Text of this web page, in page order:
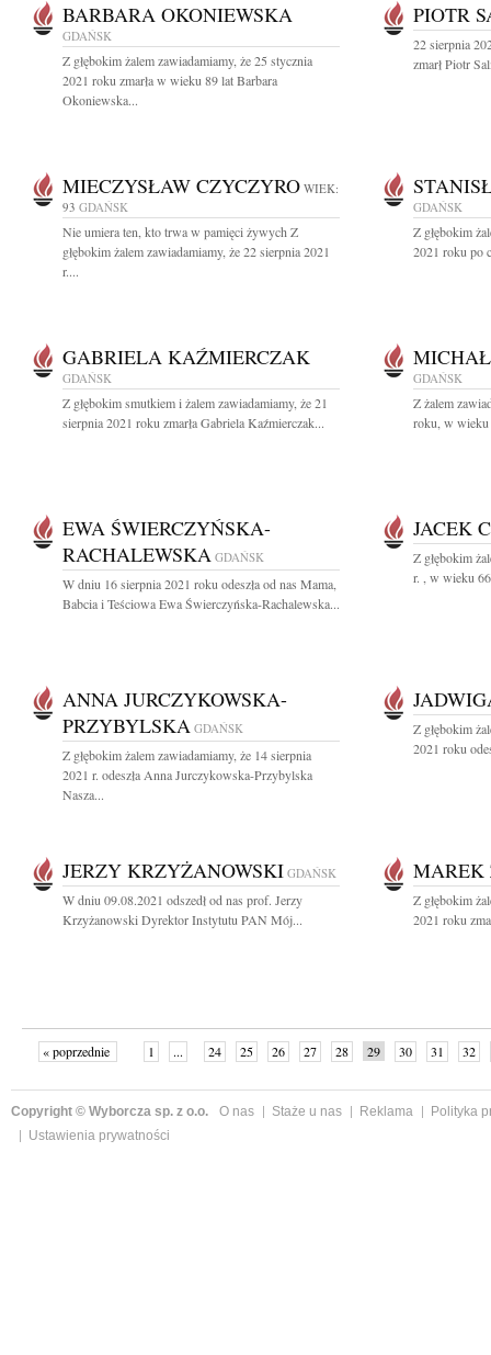
BARBARA OKONIEWSKA
GDAŃSK
Z głębokim żalem zawiadamiamy, że 25 stycznia
2021 roku zmarła w wieku 89 lat Barbara
Okoniewska...
PIOTR
22 sierpnia
zmarł Piotr
MIECZYSŁAW CZYCZYRO WIEK:
93 GDAŃSK
Nie umiera ten, kto trwa w pamięci żywych Z
głębokim żalem zawiadamiamy, że 22 sierpnia 2021
r....
GDAŃSK
Z głębokim
2021 roku po
GABRIELA KAŹMIERCZAK
GDAŃSK
Z głębokim smutkiem i żalem zawiadamiamy, że 21
sierpnia 2021 roku zmarła Gabriela Kaźmierczak...
GDAŃSK
Z żalem
roku, w wieku
EWA ŚWIERCZYŃSKA-
RACHALEWSKA GDAŃSK
W dniu 16 sierpnia 2021 roku odeszła od nas Mama,
Babcia i Teściowa Ewa Świerczyńska-Rachalewska...
JACEK
Z głębokim
r. , w wieku
ANNA JURCZYKOWSKA-
PRZYBYLSKA GDAŃSK
Z głębokim żalem zawiadamiamy, że 14 sierpnia
2021 r. odeszła Anna Jurczykowska-Przybylska
Nasza...
Z głębokim
2021 roku
JERZY KRZYŻANOWSKI GDAŃSK
W dniu 09.08.2021 odszedł od nas prof. Jerzy
Krzyżanowski Dyrektor Instytutu PAN Mój...
MAREK
Z głębokim
2021 roku
« poprzednie 1 ... 24 25 26 27 28 29 30 31
32
Copyright © Wyborcza sp. z o.o. O nas Staże u nas Reklama
Polityka
Ustawienia prywatności